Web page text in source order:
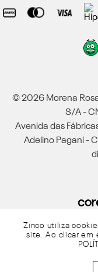
Zinco utiliza
site. Ao clicar em
© 2026 Morena
S/A -
Avenida das
Adelino Pagani -
Powered by Grupo Morena
Lebôh -